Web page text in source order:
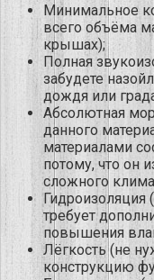
Минимальное
всего объёма
крышах);
Полная
забудете
дождя или
Абсолютная
данного
материалами
потому, что он
сложного
Гидроизоляция
требует
повышения
Лёгкость (не
конструкцию